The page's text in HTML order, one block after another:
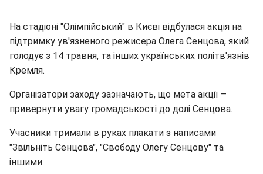
На стадіоні "Олімпійський" в Києві відбулася акція на
підтримку ув'язненого режисера Олега Сенцова, який
голодує з 14 травня, та інших українських політв'язнів
Кремля.
Організатори заходу зазначають, що мета акції –
привернути увагу громадськості до долі Сенцова.
Учасники тримали в руках плакати з написами
"Звільніть Сенцова", "Свободу Олегу Сенцову" та
іншими.